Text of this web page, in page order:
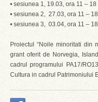
• sesiunea 1, 19.03, ora 11 – 18
• sesiunea 2, 27.03, ora 11 – 18
• sesiunea 3, 03.04, ora 11 – 18
Proiectul “Noile minoritati din
grant oferit de Norvegia,
cadrul programului PA17/
Cultura in cadrul Patrimoniului